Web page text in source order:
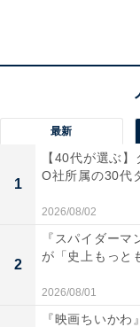
第2位となったの
49作『龍馬伝』で
本作は、歌手・
に活躍した坂本
約25%の票を獲
い作品の1つとい
最新
1
【40代が選ぶ
O社所属の30代
2026/08/02
2
『スパイダーマ
が「史上もっと
2026/08/01
『映画ちいか